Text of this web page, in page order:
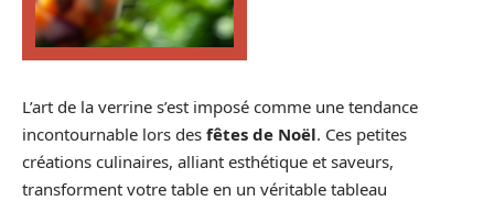
L’art de la verrine s’est imposé comme une tendance
incontournable lors des fêtes de Noël. Ces petites
créations culinaires, alliant esthétique et saveurs,
transforment votre table en un véritable tableau